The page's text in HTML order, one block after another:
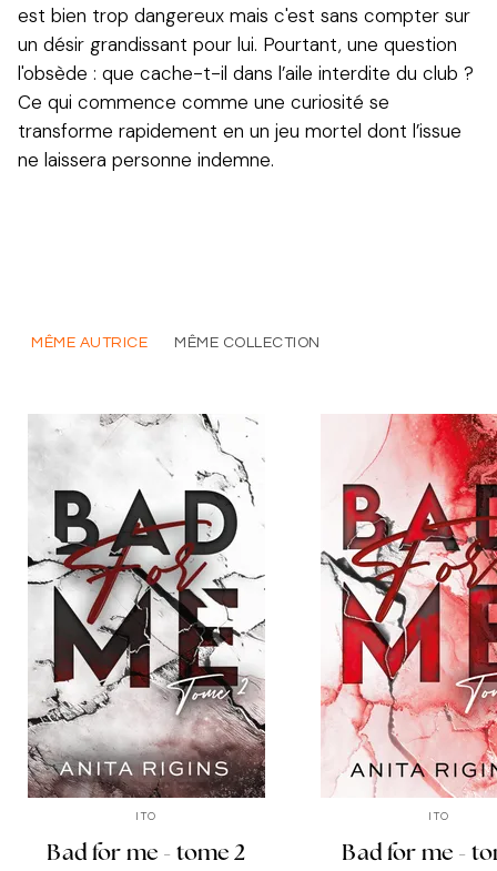
est bien trop dangereux mais c'est sans compter sur
un désir grandissant pour lui. Pourtant, une question
l'obsède : que cache-t-il dans l’aile interdite du club ?
Ce qui commence comme une curiosité se
transforme rapidement en un jeu mortel dont l’issue
ne laissera personne indemne.
MÊME AUTRICE MÊME COLLECTION
ITO
Bad for me - tome 2
ITO
Bad for me -